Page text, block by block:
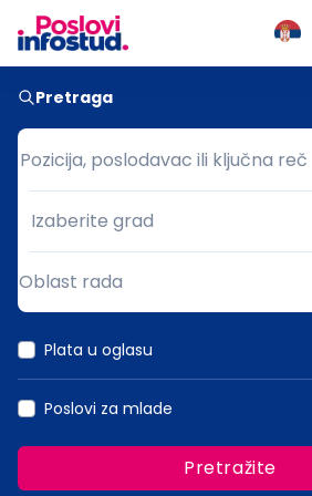
Pretraga
Pozicija, poslodavac ili ključna reč
Pozicija, poslodavac ili ključna reč
Grad
Izaberite grad
Oblast rada
Plata u oglasu
Poslovi za mlade
Pretražite